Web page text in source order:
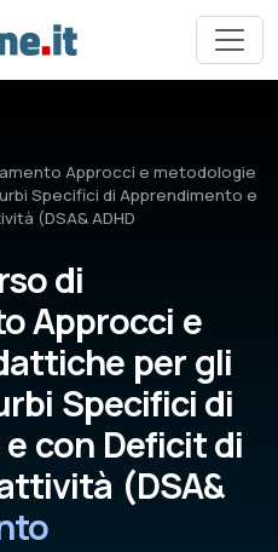
Approcci e metodologie
Specifici di Apprendimento e
(DSA& ADHD
di
Approcci e
per gli
Specifici di
con Deficit di
(DSA&